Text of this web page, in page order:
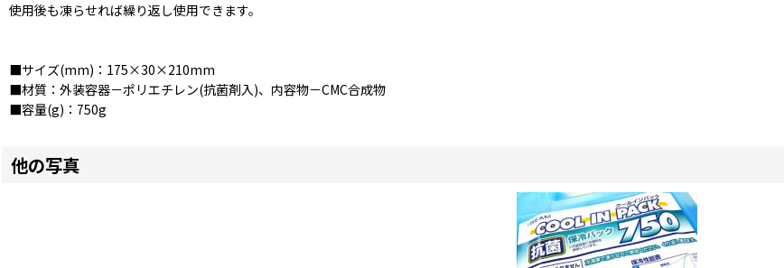
使用後も凍らせれば繰り返し使用できます。
■サイズ(mm)：175×30×210mm
■材質：外装容器－ポリエチレン(抗菌剤入)、内容物－CMC合成物
■容量(g)：750g
他の写真